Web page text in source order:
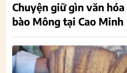
Chuyện giữ gìn văn
bào Mông tại Cao Minh